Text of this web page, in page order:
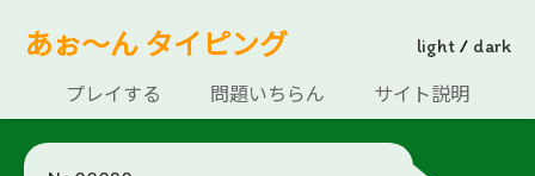
あぉ～ん タイピング light / dark
プレイする 問題いちらん サイト説明